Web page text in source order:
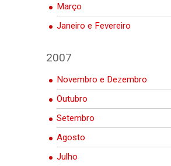
Março
Janeiro e Fevereiro
2007
Novembro e Dezembro
Outubro
Setembro
Agosto
Julho